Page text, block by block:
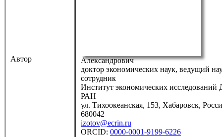
Автор
Александрович
доктор экономических наук, ведущий
сотрудник
Институт экономических
РАН
ул. Тихоокеанская, 153, Хабаровск,
680042
izotov@ecrin.ru
ORCID: 0000-0001-9199-6226